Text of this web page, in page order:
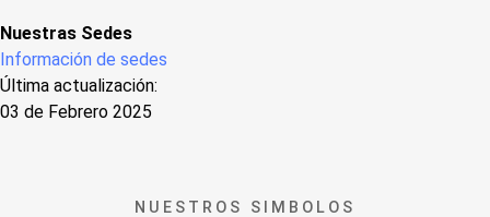
Nuestras Sedes
Información de sedes
Última actualización:
03 de Febrero 2025
NUESTROS SIMBOLOS